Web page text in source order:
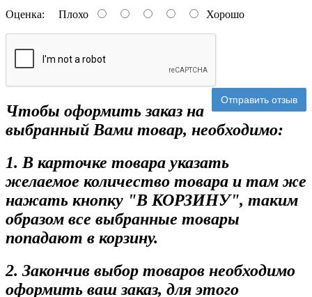
Оценка: Плохо Хорошо
Отправить отзыв
Чтобы оформить заказ на
выбранный Вами товар, необходимо:
1. В карточке товара указать
желаемое количество товара и там же
нажать кнопку "В КОРЗИНУ", таким
образом все выбранные товары
попадают в корзину.
2. Закончив выбор товаров необходимо
оформить ваш заказ, для этого